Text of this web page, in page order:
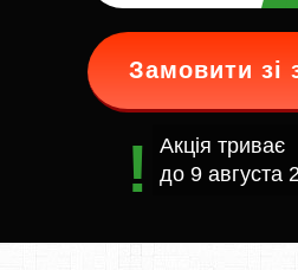
Замовити зі
Акція триває
до 9 августа